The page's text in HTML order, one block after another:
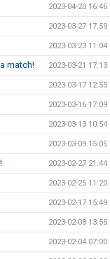
2023-04-20 16:46
2023-03-27 17:59
2023-03-23 11:04
match! 2023-03-21 17:13
2023-03-17 12:55
2023-03-16 17:09
2023-03-13 10:54
2023-03-09 15:05
2023-02-27 21:44
2023-02-25 11:20
2023-02-17 15:49
2023-02-08 13:55
2023-02-04 07:00